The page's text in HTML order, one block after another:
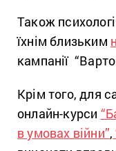
Також
їхнім близьким
кампанії
Крім того, для
онлайн-курси
в умовах війни”,